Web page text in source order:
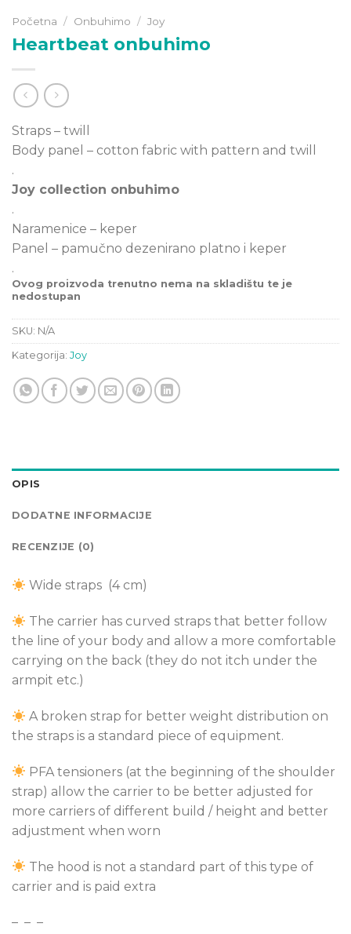
Početna / Onbuhimo / Joy
Heartbeat onbuhimo
Straps – twill
Body panel – cotton fabric with pattern and twill
.
Joy collection onbuhimo
.
Naramenice – keper
Panel – pamučno dezenirano platno i keper
.
Ovog proizvoda trenutno nema na skladištu te je
nedostupan
SKU: N/A
Kategorija: Joy
OPIS
DODATNE INFORMACIJE
RECENZIJE (0)
Wide straps (4 cm)
The carrier has curved straps that better follow
the line of your body and allow a more comfortable
carrying on the back (they do not itch under the
armpit etc.)
A broken strap for better weight distribution on
the straps is a standard piece of equipment.
PFAtensioners (at the beginning of the shoulder
strap) allow the carrier to be better adjusted for
more carriers of different build / height and better
adjustment when worn
The hood is not a standard part of this type of
carrier and is paid extra
– – –